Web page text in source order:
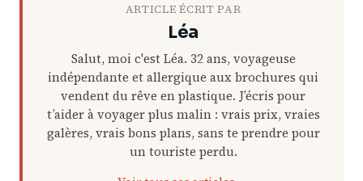
ARTICLE ÉCRIT PAR
Léa
Salut, moi c'est Léa. 32 ans, voyageuse
indépendante et allergique aux brochures qui
vendent du rêve en plastique. J’écris pour
t’aider à voyager plus malin : vrais prix, vraies
galères, vrais bons plans, sans te prendre pour
un touriste perdu.